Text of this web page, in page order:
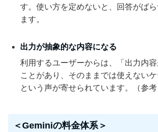
す。使い方を定めないと、回答がば
ます。
出力が抽象的な内容になる
利用するユーザーからは、「出力内
ことがあり、そのままでは使えないケ
という声が寄せられています。（参考
＜Geminiの料金体系＞